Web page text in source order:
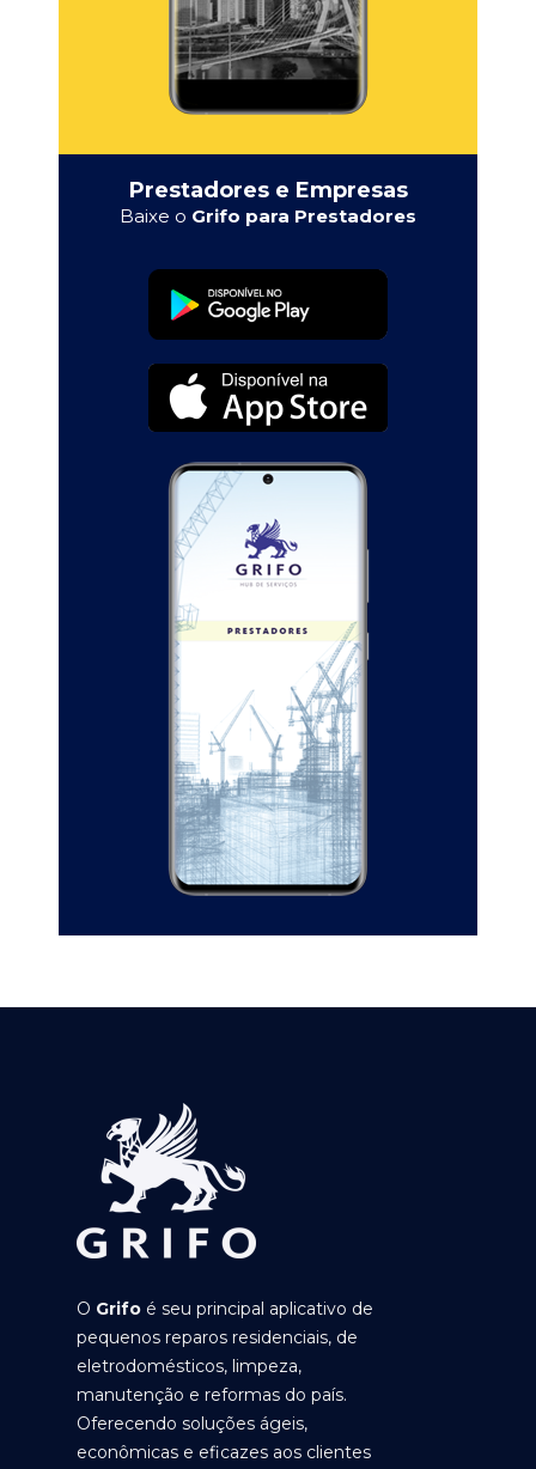
Prestadores e Empresas
Baixe o Grifo para Prestadores
O Grifo é seu principal aplicativo de
pequenos reparos residenciais, de
eletrodomésticos, limpeza,
manutenção e reformas do país.
Oferecendo soluções ágeis,
econômicas e eficazes aos clientes